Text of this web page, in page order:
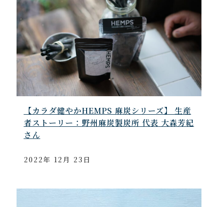
【カラダ健やかHEMPS 麻炭シリーズ】 生産
者ストーリー：野州麻炭製炭所 代表 大森芳紀
さん
2022年 12月 23日